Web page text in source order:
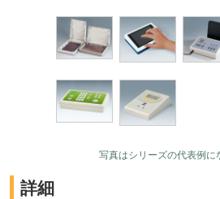
写真はシリーズの代表例に
詳細